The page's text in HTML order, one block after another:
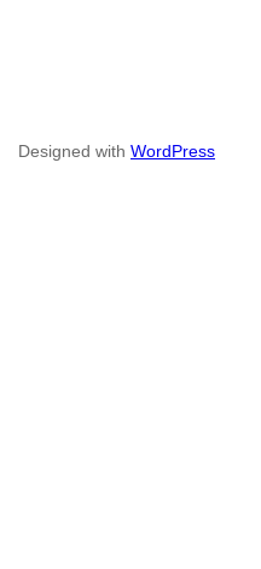
Designed with WordPress